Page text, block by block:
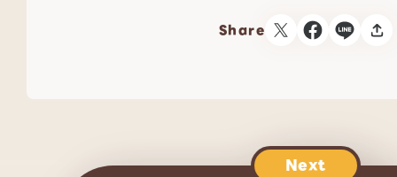
Share
Next